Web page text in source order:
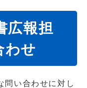
広報担
わせ
問い合わせに対し